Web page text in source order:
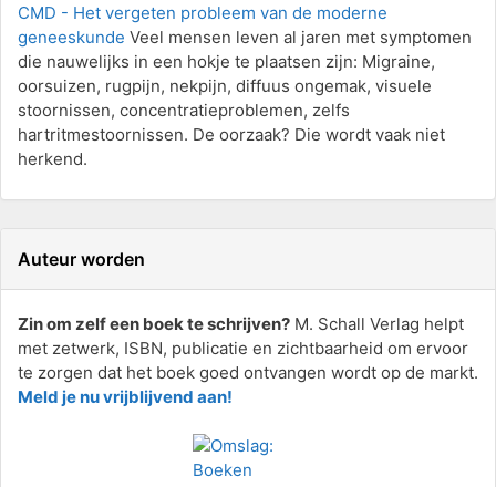
CMD - Het vergeten probleem van de moderne
geneeskunde Veel mensen leven al jaren met symptomen
die nauwelijks in een hokje te plaatsen zijn: Migraine,
oorsuizen, rugpijn, nekpijn, diffuus ongemak, visuele
stoornissen, concentratieproblemen, zelfs
hartritmestoornissen. De oorzaak? Die wordt vaak niet
herkend.
Auteur worden
Zin om zelf een boek te schrijven? M. Schall Verlag helpt
met zetwerk, ISBN, publicatie en zichtbaarheid om ervoor
te zorgen dat het boek goed ontvangen wordt op de markt.
Meld je nu vrijblijvend aan!